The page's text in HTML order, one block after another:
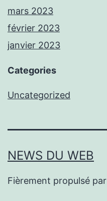
mars 2023
février 2023
janvier 2023
Categories
Uncategorized
NEWS DU WEB
Fièrement propulsé par